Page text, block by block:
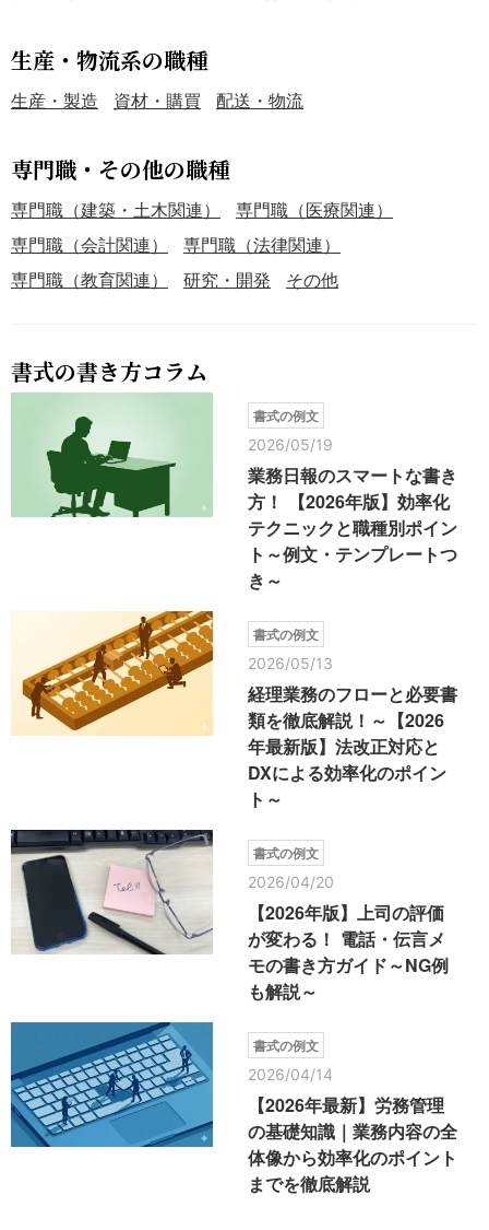
生産・物流系の職種
生産・製造 資材・購買 配送・物流
専門職・その他の職種
専門職（建築・土木関連）
専門職（医療関連）
専門職（会計関連）
専門職（法律関連）
専門職（教育関連）
研究・開発 その他
書式の書き方コラム
書式の例文
2026/05/19
業務日報のスマートな書き
方！ 【2026年版】効率化
テクニックと職種別ポイン
ト～例文・テンプレートつ
き～
書式の例文
2026/05/13
経理業務のフローと必要書
類を徹底解説！～【2026
年最新版】法改正対応と
DXによる効率化のポイン
ト～
書式の例文
2026/04/20
【2026年版】上司の評価
が変わる！ 電話・伝言メ
モの書き方ガイド～NG例
も解説～
書式の例文
2026/04/14
【2026年最新】労務管理
の基礎知識｜業務内容の全
体像から効率化のポイント
までを徹底解説